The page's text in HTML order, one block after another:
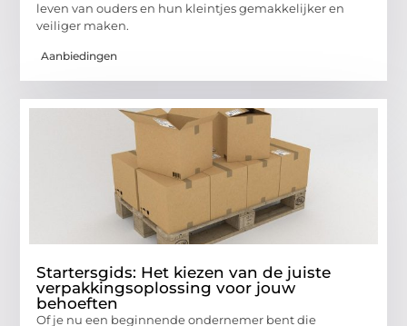
leven van ouders en hun kleintjes gemakkelijker en
veiliger maken.
Aanbiedingen
Startersgids: Het kiezen van de juiste
verpakkingsoplossing voor jouw
behoeften
Of je nu een beginnende ondernemer bent die